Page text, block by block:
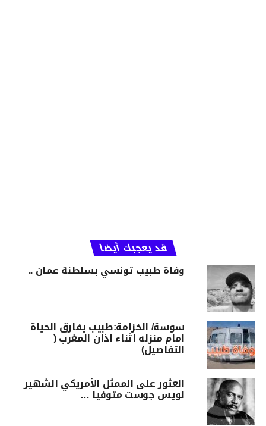
قد يعجبك أيضا
وفاة طبيب تونسي بسلطنة عمان ..
سوسة/ الخزامة:طبيب يفارق الحياة
امام منزله اثناء اذان المغرب (
التفاصيل)
العثور على الممثل الأمريكي الشهير
لويس جوست متوفيا …